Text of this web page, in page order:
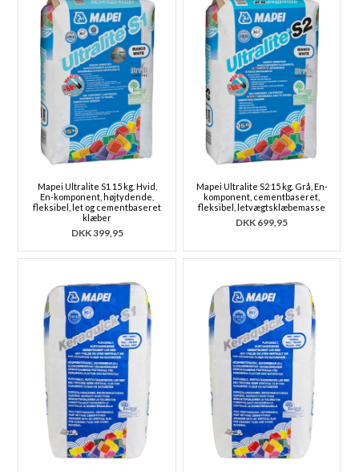
Mapei Ultralite S1 15 kg. Hvid,
En-komponent, højtydende,
fleksibel, let og cementbaseret
klæber
DKK399,95
Mapei Ultralite S2 15 kg. Grå, En-
komponent, cementbaseret,
fleksibel, letvægtsklæbemasse
DKK 699,95